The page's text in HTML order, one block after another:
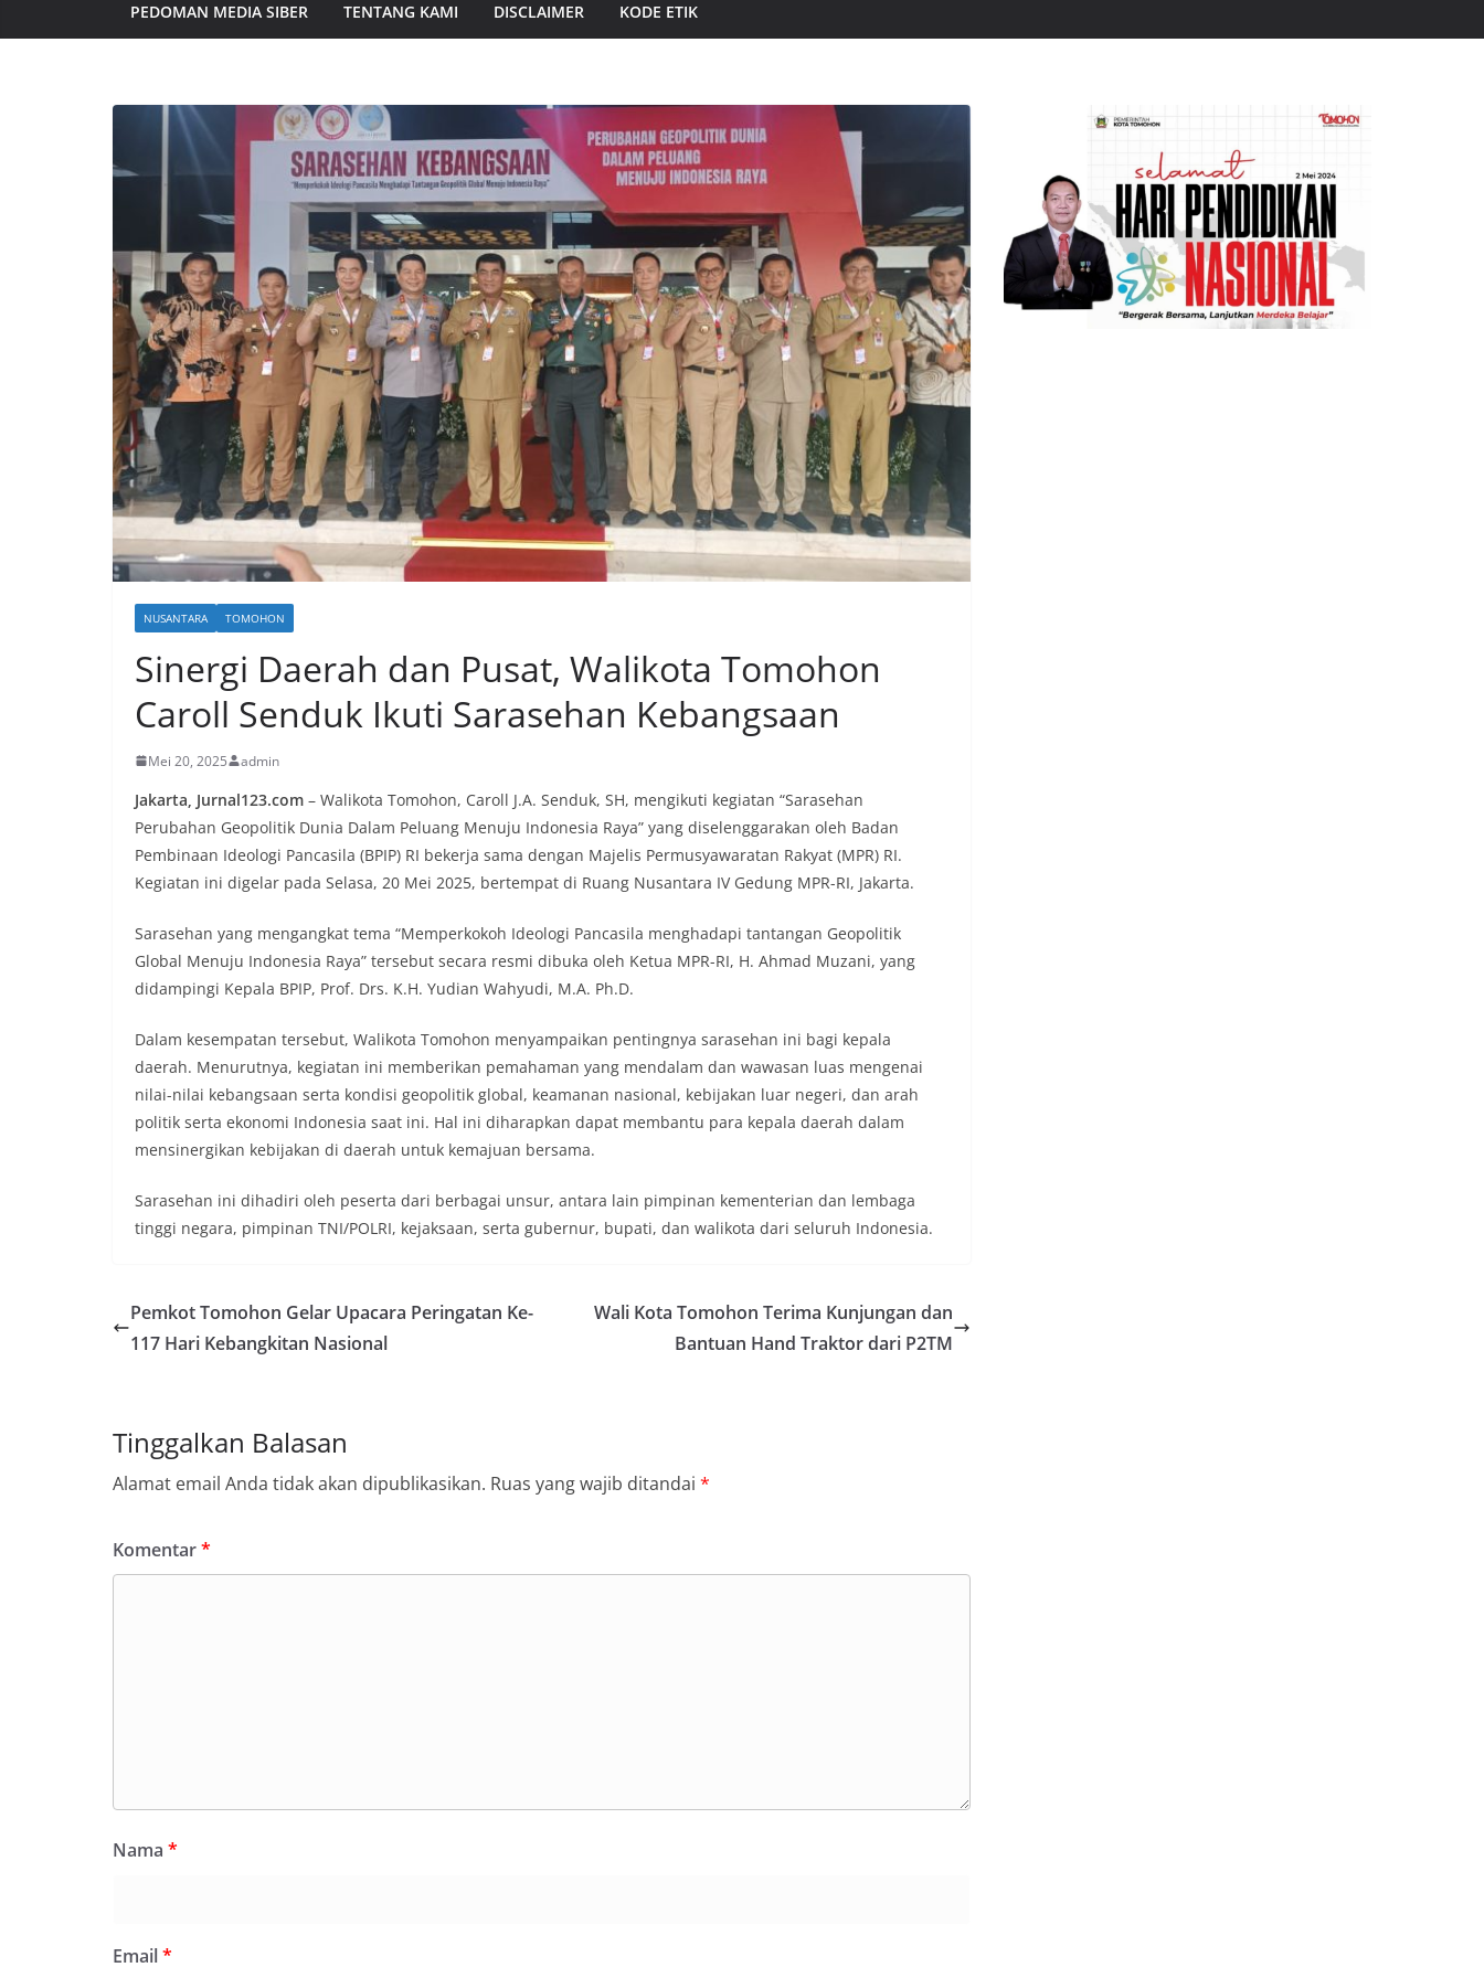
PEDOMAN MEDIA SIBER TENTANG KAMI DISCLAIMER KODE ETIK
NUSANTARA TOMOHON
Sinergi Daerah dan Pusat, Walikota Tomohon
Caroll Senduk Ikuti Sarasehan Kebangsaan
Mei 20, 2025 admin
Jakarta, Jurnal123.com – Walikota Tomohon, Caroll J.A. Senduk, SH, mengikuti kegiatan “Sarasehan
Perubahan Geopolitik Dunia Dalam Peluang Menuju Indonesia Raya” yang diselenggarakan oleh Badan
Pembinaan Ideologi Pancasila (BPIP) RI bekerja sama dengan Majelis Permusyawaratan Rakyat (MPR) RI.
Kegiatan ini digelar pada Selasa, 20 Mei 2025, bertempat di Ruang Nusantara IV Gedung MPR-RI, Jakarta.
Sarasehan yang mengangkat tema “Memperkokoh Ideologi Pancasila menghadapi tantangan Geopolitik
Global Menuju Indonesia Raya” tersebut secara resmi dibuka oleh Ketua MPR-RI, H. Ahmad Muzani, yang
didampingi Kepala BPIP, Prof. Drs. K.H. Yudian Wahyudi, M.A. Ph.D.
Dalam kesempatan tersebut, Walikota Tomohon menyampaikan pentingnya sarasehan ini bagi kepala
daerah. Menurutnya, kegiatan ini memberikan pemahaman yang mendalam dan wawasan luas mengenai
nilai-nilai kebangsaan serta kondisi geopolitik global, keamanan nasional, kebijakan luar negeri, dan arah
politik serta ekonomi Indonesia saat ini. Hal ini diharapkan dapat membantu para kepala daerah dalam
mensinergikan kebijakan di daerah untuk kemajuan bersama.
Sarasehan ini dihadiri oleh peserta dari berbagai unsur, antara lain pimpinan kementerian dan lembaga
tinggi negara, pimpinan TNI/POLRI, kejaksaan, serta gubernur, bupati, dan walikota dari seluruh Indonesia.
Pemkot Tomohon Gelar Upacara Peringatan Ke-
117 Hari Kebangkitan Nasional
Wali Kota Tomohon Terima Kunjungan dan
Bantuan Hand Traktor dari P2TM
Tinggalkan Balasan
Alamat email Anda tidak akan dipublikasikan. Ruas yang wajib ditandai *
Komentar*
Nama *
Email*